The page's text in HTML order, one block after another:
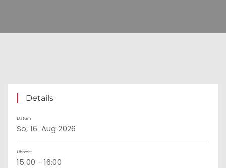
Details
Datum
So, 16. Aug 2026
Uhrzeit:
15:00 - 16:00